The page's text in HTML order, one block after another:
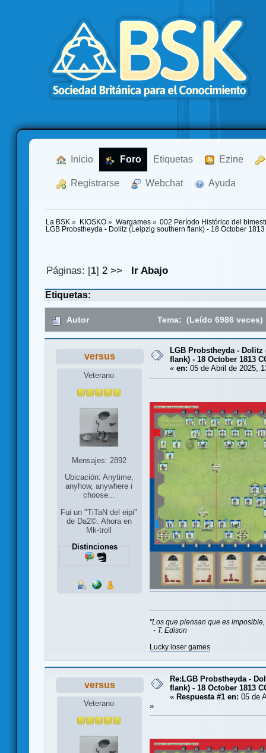
Inicio Foro Etiquetas Ezine
Registrarse Webchat Ayuda
La BSK » KIOSKO» Wargames» 002 Período Histórico del
LGB Probstheyda - Dolitz (Leipzig southern flank) - 18 October
Páginas: [1]2 >> Ir Abajo
Etiquetas:
Autor Tema: (Leído 6986 veces)
versus
Veterano
Mensajes: 2892
Ubicación: Anytime,
anyhow, anywhere i
choose...
Fui un "TiTaN del eipi"
de Da2©. Ahora en
Mk-troll
Distinciones
LGB Probstheyda -
flank) - 18 October 1813
« en: 05 de Abril de 2025,
"Los que piensan que es
- T. Edison
Lucky loser games
versus
Veterano
Re:LGB Probstheyda -
flank) - 18 October 1813
« Respuesta #1 en: 05 de
»